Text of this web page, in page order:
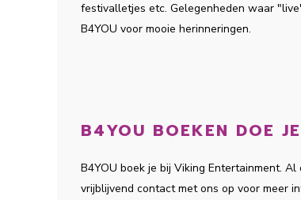
festivalletjes etc. Gelegenheden waar
B4YOU voor mooie herinneringen.
B4YOU BOEKEN DOE
B4YOU boek je bij Viking Entertainment.
vrijblijvend contact met ons op voor meer